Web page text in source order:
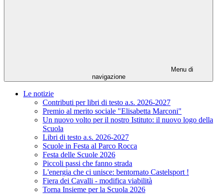
Menu di
navigazione
Le notizie
Contributi per libri di testo a.s. 2026-2027
Premio al merito sociale "Elisabetta Marconi"
Un nuovo volto per il nostro Istituto: il nuovo logo della
Scuola
Libri di testo a.s. 2026-2027
Scuole in Festa al Parco Rocca
Festa delle Scuole 2026
Piccoli passi che fanno strada
L'energia che ci unisce: bentornato Castelsport !
Fiera dei Cavalli - modifica viabilità
Torna Insieme per la Scuola 2026